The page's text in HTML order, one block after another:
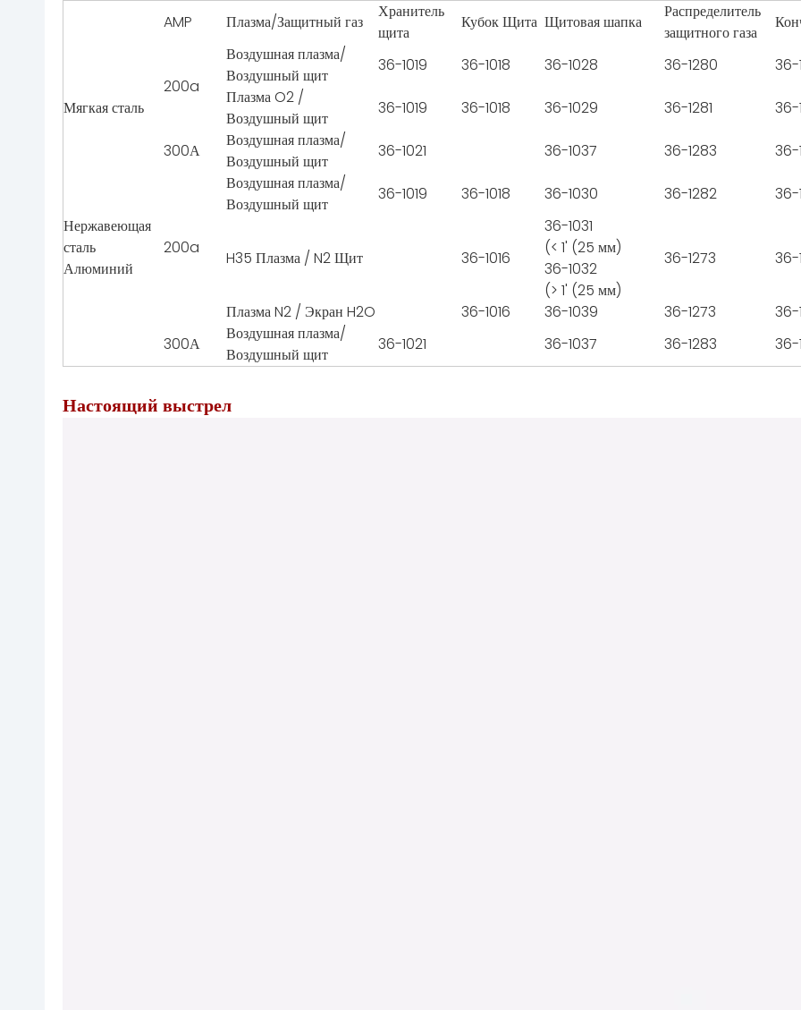
AMP Плазма/Защитный газ
Хранитель
щита
Кубок Щита Щитовая шапка
Распределитель
защитного газа
Мягкая сталь
200a
Воздушная плазма/
Воздушный щит
36-1019 36-1018 36-1028 36-1280 36-
Плазма O2 /
Воздушный щит
36-1019 36-1018 36-1029 36-1281 36-
300А
Воздушная плазма/
Воздушный щит
36-1021 36-1037 36-1283 36-
Нержавеющая
сталь
Алюминий
200a
Воздушная плазма/
Воздушный щит
36-1019 36-1018 36-1030 36-1282 36-
H35 Плазма / N2 Щит 36-1016
36-1031
(< 1' (25 мм)
36-1032
(> 1' (25 мм)
36-1273 36-
Плазма N2 / Экран H2O 36-1016 36-1039 36-1273 36-
300А
Воздушная плазма/
Воздушный щит
36-1021 36-1037 36-1283 36-
Настоящий выстрел